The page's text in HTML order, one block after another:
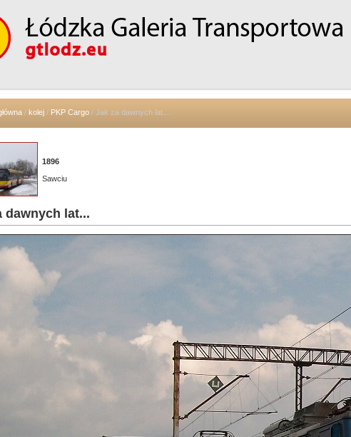
/ kolej / PKP Cargo / Jak za dawnych lat...
1896
Sawciu
dawnych lat...